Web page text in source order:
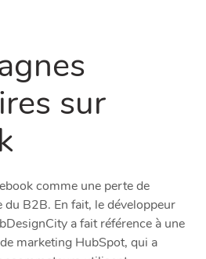
sur
comme une perte de
B2B. En fait, le développeur
a fait référence à une
marketing HubSpot, qui a